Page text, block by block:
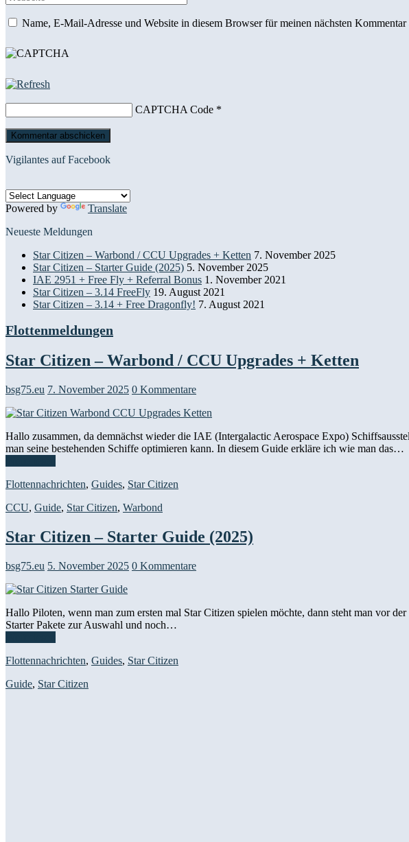
Name, E-Mail-Adresse und Website in diesem Browser für meinen nächsten Kommentar
CAPTCHA Code *
Vigilantes auf Facebook
Powered by
Translate
Neueste Meldungen
Star Citizen – Warbond / CCU Upgrades + Ketten 7. November 2025
Star Citizen – Starter Guide (2025) 5. November 2025
IAE 2951 + Free Fly + Referral Bonus 1. November 2021
Star Citizen – 3.14 FreeFly 19. August 2021
Star Citizen – 3.14 + Free Dragonfly! 7. August 2021
Flottenmeldungen
Star Citizen – Warbond / CCU Upgrades + Ketten
bsg75.eu 7. November 2025 0 Kommentare
Hallo zusammen, da demnächst wieder die IAE (Intergalactic Aerospace Expo)
man seine bestehenden Schiffe optimieren kann. In diesem Guide erkläre ich wie man das…
Flottennachrichten, Guides, Star Citizen
CCU, Guide, Star Citizen, Warbond
Star Citizen – Starter Guide (2025)
bsg75.eu 5. November 2025 0 Kommentare
Hallo Piloten, wenn man zum ersten mal Star Citizen spielen möchte, dann steht man vor
Starter Pakete zur Auswahl und noch…
Flottennachrichten, Guides, Star Citizen
Guide, Star Citizen